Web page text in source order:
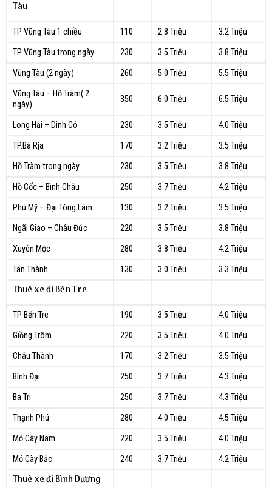
Tàu
TP Vũng Tàu 1 chiều 110 2.8 Triệu
3.2 Triệu
TP Vũng Tàu trong ngày
230 3.5 Triệu
3.8 Triệu
Vũng Tàu (2 ngày)
260 5.0 Triệu
5.5 Triệu
Vũng Tàu – Hồ Tràm( 2
ngày)
350 6.0 Triệu 6.5 Triệu
Long Hải – Dinh Cô 230 3.5 Triệu
4.0 Triệu
TP.Bà Rịa
170 3.2 Triệu
3.5 Triệu
Hồ Tràm trong ngày
230 3.5 Triệu
3.8 Triệu
Hồ Cốc – Bình Châu
250 3.7 Triệu
4.2 Triệu
Phú Mỹ – Đại Tòng Lâm
130 3.2 Triệu
3.5 Triệu
Ngãi Giao – Châu Đức
220 3.5 Triệu
3.8 Triệu
Xuyên Mộc
280 3.8 Triệu
4.2 Triệu
Tân Thành
130 3.0 Triệu 3.3 Triệu
Thuê xe đi Bến Tre
TP Bến Tre 190 3.5 Triệu
4.0 Triệu
Giồng Trôm
220 3.5 Triệu
4.0 Triệu
Châu Thành
170 3.2 Triệu
3.5 Triệu
Bình Đại
250 3.7 Triệu
4.3 Triệu
Ba Tri
250 3.7 Triệu
4.3 Triệu
Thạnh Phú
280 4.0 Triệu
4.5 Triệu
Mỏ Cày Nam
220 3.5 Triệu
4.0 Triệu
Mỏ Cày Bắc
240 3.7 Triệu 4.2 Triệu
Thuê xe đi Bình Dương